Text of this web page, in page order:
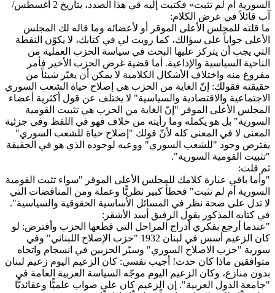
السورية أم لم تثبت» فكتبت إليه في هذا الصدد، بتاريخ 2 أغسطس/
آب قائلاً في عرض الكلام:
ما قلته للمجلس الأعلى الموقر أو لأعضائه وما قاله لك المجلس
الأعلى جواباً على سؤالك، كما رويت لي في كتابك، لا يكوّن النقطة
التي يجب أن يتركز عليها البحث في سياسة الحزب العملية من
الناحية السياسية والإذاعية. أما قضية غرض الحزب الأخير فأمر
مفروغ منه واختلاف الأشكال الكلامية لا يمكن أن يغيّر شيئاً من
حقيقته فقولك: إنّ الغاية من الحزب هي إصلاح حياة الشعب السوري
الاجتماعية والاقتصادية والسياسية" لا يختلف عن قول أكثرية أعضاء
المجلس الأعلى الموقر "إنّ الغاية من الحزب هي تثبيت القومية
السورية" بل هو يكمله وما رأيته من خلاف فهو في اللفظ وفي جزئية
المعنى لا في المعنى كله لأنّ قولك "إصلاح حياة للشعب السوري"
يفترض وجود "للشعب السوري" ووعيه لوجوده الذي هو في الحقيقة
"تثبيت القومية السورية".
ثم قلت:
"وأما باقي عبارة كلامك للمجلس الأعلى الموقر "سواء تثبت القومية
‎السورية أم لم تثبت" فخطأ كبير نظريًّا وعملة ومن المناقضات التي
لا تدل على صحة نظر في المسائل الأساسية الحقوقية والسياسية".
في كتابه المذكور يقول الرفيق أسد الأشقر:
"عندما أرجع بفكري أدراج المراحل التي قطعها الحزب وأفترض: لو
كان الزعيم أسس في لبنان 1932 "حزب الإصلاح اللبناني" وفي
سورية "حزب الاصلاح السوري" وسيّر الحزبين في انسجام واتجاه
متوافقين ماذا كان حدث! أجيب نفسي: كان الزعيم اليوم زعيم لبنان
بدون منازع، وكان الزعيم اليوم موجّه السياسة العربية العامة في
"جامعة الدول العربية". إن الزعيم كان على صواب علميًّا وعقائديًّا